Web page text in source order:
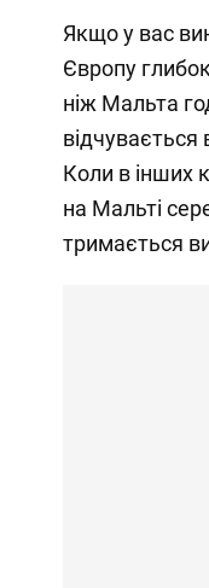
Якщо у вас
Європу
ніж Мальта
відчувається
Коли в інших
на Мальті
тримається